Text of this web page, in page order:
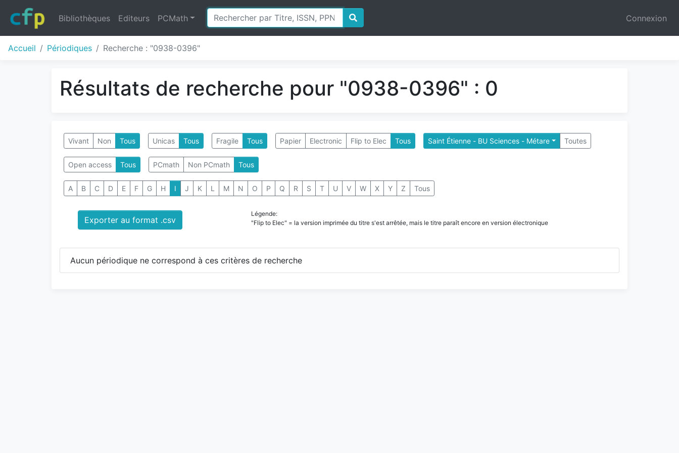
Bibliothèques Editeurs PCMath Connexion
Accueil Périodiques Recherche : "0938-0396"
Résultats de recherche pour "0938-0396" : 0
Vivant Non Tous Unicas Tous Fragile Tous Papier Electronic Flip to Elec Tous Saint Étienne - BU Sciences - Métare Toutes
Open access Tous PCmath Non PCmath Tous
A B C D E F G H I J K L M N O P Q R S T U V W X Y Z Tous
Exporter au format .csv
Légende:
"Flip to Elec" = la version imprimée du titre s'est arrêtée, mais le titre paraît encore en version électronique
Aucun périodique ne correspond à ces critères de recherche